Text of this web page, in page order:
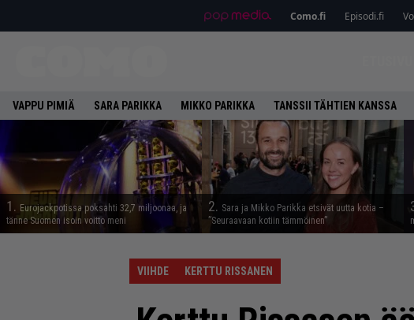
Como.fi Episodi.fi
VAPPU PIMIÄ SARA PARIKKA MIKKO PARIKKA TANSSII TÄHTIEN KANSSA
1. Eurojackpotissa poksahti 32,7 miljoonaa, ja
tänne Suomen isoin voitto meni
2. Sara ja Mikko Parikka etsivät uutta kotia –
”Seuraavaan kotiin tämmöinen”
VIIHDE KERTTU RISSANEN